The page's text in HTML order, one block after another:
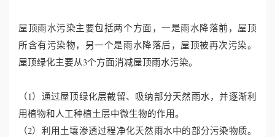
资
质
系
屋顶雨水污染主要包括两个方面，一是雨水降落前，屋顶
所含有污染物，另一个是雨水降落后，屋顶被再次污染。
屋顶绿化主要从3个方面消减屋顶雨水污染。
（1）通过屋顶绿化层截留、吸纳部分天然雨水，并逐渐利
用植物和人工种植土层中微生物的作用。
（2）利用土壤渗透过程净化天然雨水中的部分污染物质。